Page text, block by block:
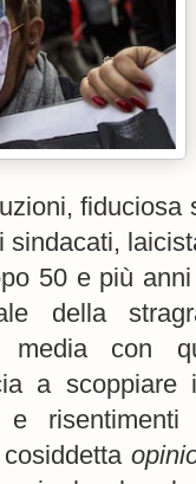
fiduciosa
sindacati,
50 e più
della
con
a